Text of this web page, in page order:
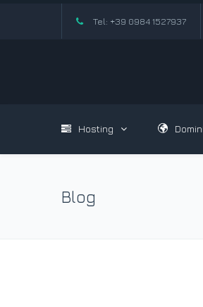
Tel: +39 0984 1527937
Hosting Domini
Blog